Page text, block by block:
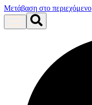
Μετάβαση στο περιεχόμενο